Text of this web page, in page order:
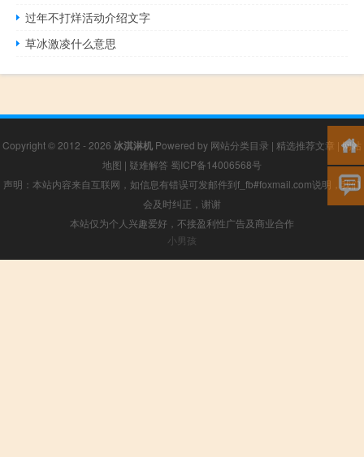
过年不打烊活动介绍文字
草冰激凌什么意思
Copyright © 2012 - 2026 冰淇淋机 Powered by 网站分类目录 | 精选推荐文章 |网站
地图 | 疑难解答 蜀ICP备14006568号
声明：本站内容来自互联网，如信息有错误可发邮件到f_fb#foxmail.com说明，我们
会及时纠正，谢谢
本站仅为个人兴趣爱好，不接盈利性广告及商业合作
小男孩